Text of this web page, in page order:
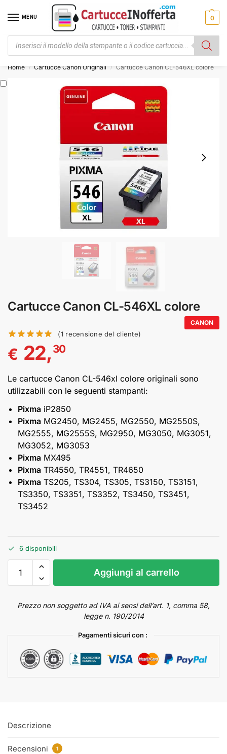
MENU 0
Spese di trasporto ⚡ da € 3,00
Home / Cartucce Canon Originali / Cartucce Canon CL-546XL colore
Cartucce Canon CL-546XL colore
CANON
(1 recensione del cliente)
€ 22,30
Le cartucce Canon CL-546xl colore originali sono
utilizzabili con le seguenti stampanti:
Pixma iP2850
Pixma MG2450, MG2455, MG2550, MG2550S,
MG2555, MG2555S, MG2950, MG3050, MG3051,
MG3052, MG3053
Pixma MX495
Pixma TR4550, TR4551, TR4650
Pixma TS205, TS304, TS305, TS3150, TS3151,
TS3350, TS3351, TS3352, TS3450, TS3451,
TS3452
6 disponibili
Aggiungi al carrello
Prezzo non soggetto ad IVA ai sensi dell’art. 1, comma 58,
legge n. 190/2014
Pagamenti sicuri con :
Descrizione
Recensioni 1